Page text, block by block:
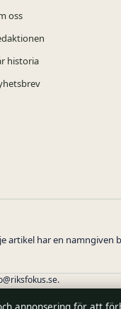
oss
historia
artikel har en namngiven
.